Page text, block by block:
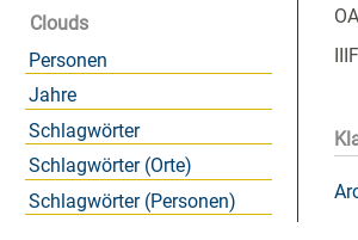
Clouds
Personen
Jahre
Schlagwörter
Schlagwörter (Orte)
Schlagwörter (Personen)
IIIF